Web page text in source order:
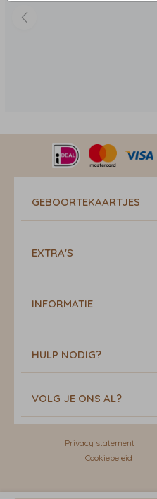
GEBOORTEKAARTJES
EXTRA'S
INFORMATIE
HULP NODIG?
VOLG JE ONS AL?
Privacy statement
Cookiebeleid